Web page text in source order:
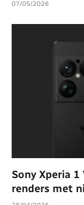
07/05/2026
Sony Xperia
renders met